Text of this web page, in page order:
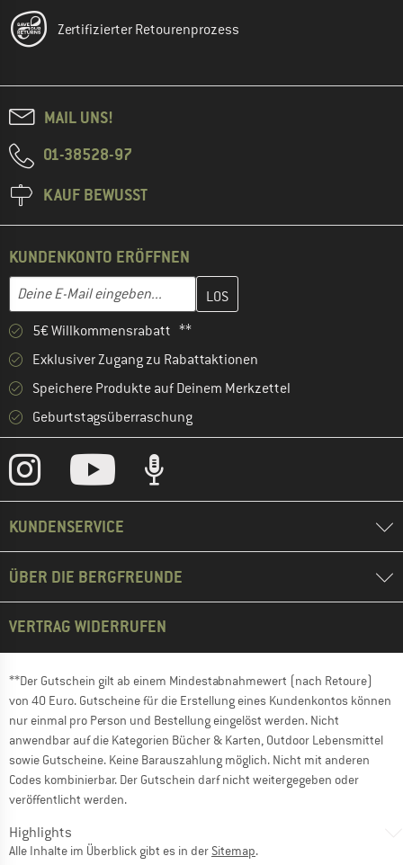
Zertifizierter Retourenprozess
MAIL UNS!
01-38528-97
KAUF BEWUSST
KUNDENKONTO ERÖFFNEN
E-Mail-Adresse
Gib hier deine E-Mail-Adresse ein und erstelle im nächsten
5€ Willkommensrabatt **
Exklusiver Zugang zu Rabattaktionen
Speichere Produkte auf Deinem Merkzettel
Geburtstagsüberraschung
KUNDENSERVICE
ÜBER DIE BERGFREUNDE
VERTRAG WIDERRUFEN
**Der Gutschein gilt ab einem Mindestabnahmewert (nach Retoure)
von 40 Euro. Gutscheine für die Erstellung eines Kundenkontos können
nur einmal pro Person und Bestellung eingelöst werden. Nicht
anwendbar auf die Kategorien Bücher & Karten, Outdoor Lebensmittel
sowie Gutscheine. Keine Barauszahlung möglich. Nicht mit anderen
Codes kombinierbar. Der Gutschein darf nicht weitergegeben oder
veröffentlicht werden.
Highlights
Alle Inhalte im Überblick gibt es in der Sitemap.